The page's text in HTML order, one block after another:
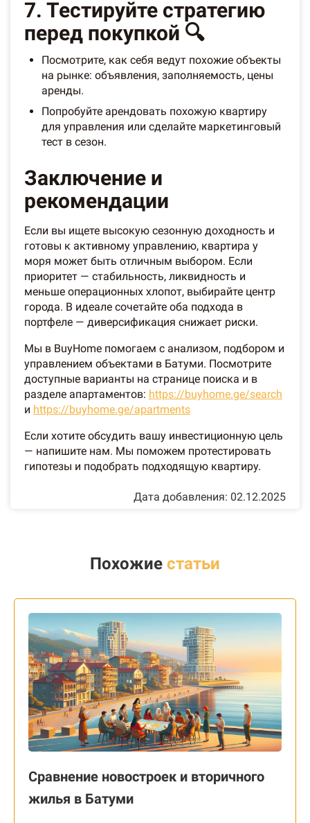
7. Тестируйте стратегию
перед покупкой 🔍
Посмотрите, как себя ведут похожие объекты
на рынке: объявления, заполняемость, цены
аренды.
Попробуйте арендовать похожую квартиру
для управления или сделайте маркетинговый
тест в сезон.
Заключение и
рекомендации
Если вы ищете высокую сезонную доходность и
готовы к активному управлению, квартира у
моря может быть отличным выбором. Если
приоритет — стабильность, ликвидность и
меньше операционных хлопот, выбирайте центр
города. В идеале сочетайте оба подхода в
портфеле — диверсификация снижает риски.
Мы в BuyHome помогаем с анализом, подбором и
управлением объектами в Батуми. Посмотрите
доступные варианты на странице поиска и в
разделе апартаментов: https://buyhome.ge/search
и https://buyhome.ge/apartments
Если хотите обсудить вашу инвестиционную цель
— напишите нам. Мы поможем протестировать
гипотезы и подобрать подходящую квартиру.
Дата добавления: 02.12.2025
Похожие статьи
Сравнение новостроек и вторичного
жилья в Батуми